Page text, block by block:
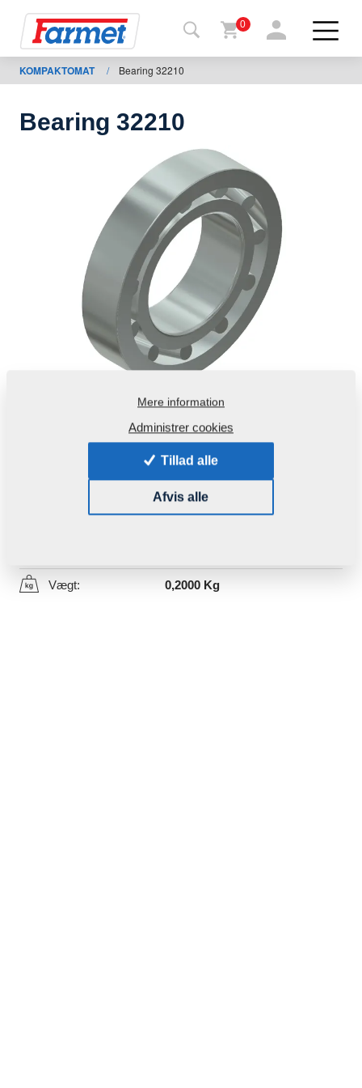
Tilbage
til web
Farmet
download
0
KOMPAKTOMAT / Bearing 32210
Bearing 32210
Produktkode: m02412
Denne del kan bruges også for følgende maskiner:
Vægt: 0,2000 Kg
Mere information
Administrer cookies
Tillad alle
Afvis alle